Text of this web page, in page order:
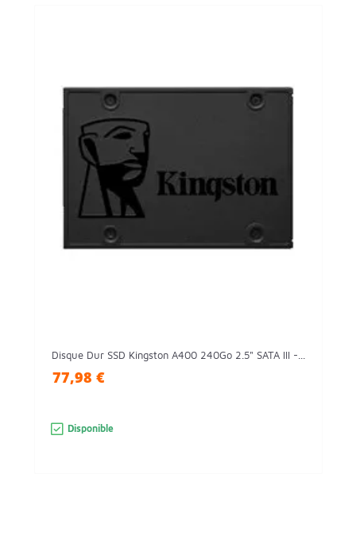
Disque Dur SSD Kingston A400 240Go 2.5" SATA III -...
77,98 €
Disponible